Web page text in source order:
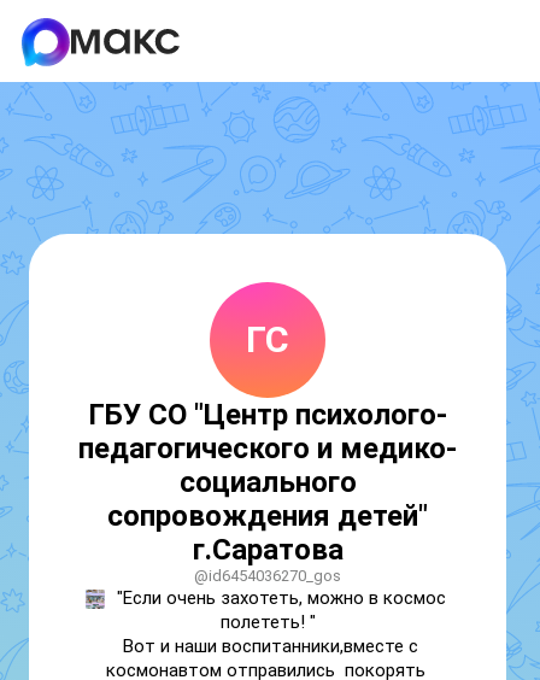
ГС
ГБУ СО "Центр психолого-
педагогического и медико-
социального
сопровождения детей"
г.Саратова
@id6454036270_gos
"Если очень захотеть, можно в космос
полететь! "
  Вот и наши воспитанники,вместе с
космонавтом отправились  покорять